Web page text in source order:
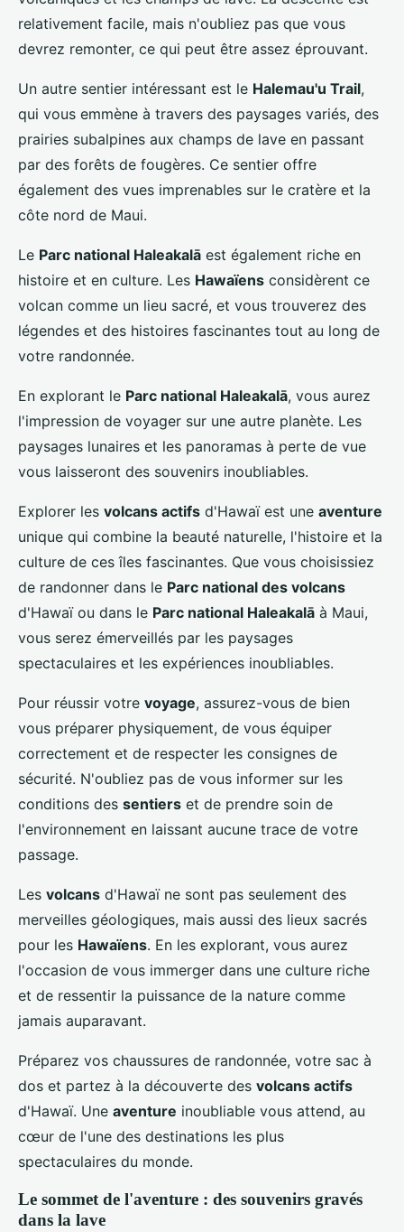
relativement facile, mais n'oubliez pas que vous
devrez remonter, ce qui peut être assez éprouvant.
Un autre sentier intéressant est le Halemau'u Trail,
qui vous emmène à travers des paysages variés, des
prairies subalpines aux champs de lave en passant
par des forêts de fougères. Ce sentier offre
également des vues imprenables sur le cratère et la
côte nord de Maui.
Le Parc national Haleakalā est également riche en
histoire et en culture. Les Hawaïens considèrent ce
volcan comme un lieu sacré, et vous trouverez des
légendes et des histoires fascinantes tout au long de
votre randonnée.
En explorant le Parc national Haleakalā, vous aurez
l'impression de voyager sur une autre planète. Les
paysages lunaires et les panoramas à perte de vue
vous laisseront des souvenirs inoubliables.
Explorer les volcans actifs d'Hawaï est une aventure
unique qui combine la beauté naturelle, l'histoire et la
culture de ces îles fascinantes. Que vous choisissiez
de randonner dans le Parc national des volcans
d'Hawaï ou dans le Parc national Haleakalā à Maui,
vous serez émerveillés par les paysages
spectaculaires et les expériences inoubliables.
Pour réussir votre voyage, assurez-vous de bien
vous préparer physiquement, de vous équiper
correctement et de respecter les consignes de
sécurité. N'oubliez pas de vous informer sur les
conditions des sentiers et de prendre soin de
l'environnement en laissant aucune trace de votre
passage.
Les volcans d'Hawaï ne sont pas seulement des
merveilles géologiques, mais aussi des lieux sacrés
pour les Hawaïens. En les explorant, vous aurez
l'occasion de vous immerger dans une culture riche
et de ressentir la puissance de la nature comme
jamais auparavant.
Préparez vos chaussures de randonnée, votre sac à
dos et partez à la découverte des volcans actifs
d'Hawaï. Une aventure inoubliable vous attend, au
cœur de l'une des destinations les plus
spectaculaires du monde.
Le sommet de l'aventure : des souvenirs gravés
dans la lave